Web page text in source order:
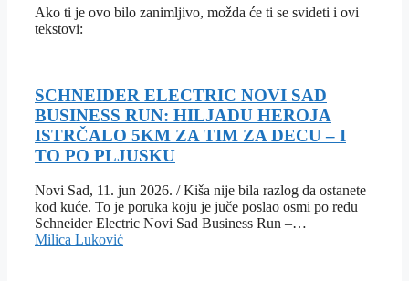
Ako ti je ovo bilo zanimljivo, možda će ti se svideti i ovi
tekstovi:
SCHNEIDER ELECTRIC NOVI SAD
BUSINESS RUN: HILJADU HEROJA
ISTRČALO 5KM ZA TIM ZA DECU – I
TO PO PLJUSKU
Novi Sad, 11. jun 2026. / Kiša nije bila razlog da ostanete
kod kuće. To je poruka koju je juče poslao osmi po redu
Schneider Electric Novi Sad Business Run –…
Milica Luković